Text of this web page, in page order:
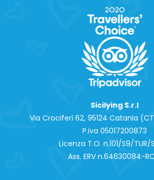
Sicilying S.r.l
Via Crociferi 62, 95124 Catania
P.iva 0‍5017200873
Licenza T.O. n.101/S9/TUR/
Ass. ERV n.64630084-